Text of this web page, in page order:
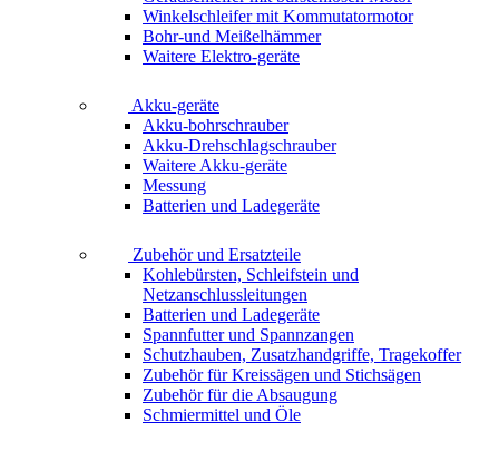
Winkelschleifer mit Kommutatormotor
Bohr-und Meißelhämmer
Waitere Elektro-geräte
Akku-geräte
Akku-bohrschrauber
Akku-Drehschlagschrauber
Waitere Akku-geräte
Messung
Batterien und Ladegeräte
Zubehör und Ersatzteile
Kohlebürsten, Schleifstein und
Netzanschlussleitungen
Batterien und Ladegeräte
Spannfutter und Spannzangen
Schutzhauben, Zusatzhandgriffe, Tragekoffer
Zubehör für Kreissägen und Stichsägen
Zubehör für die Absaugung
Schmiermittel und Öle